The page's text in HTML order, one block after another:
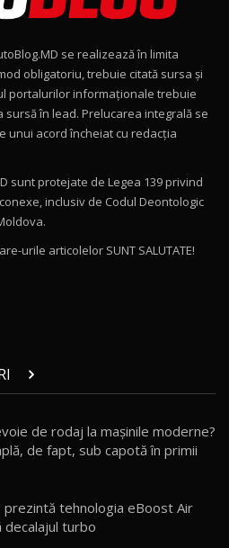
AMG E 53 HYBRID 4MATIC+ / Test
ES90 / Test Drive AutoBlog.MD
/ Test Drive AutoBlog.MD
aventura cu luxul / AutoBlog.MD
face lumea să se întoarcă după el
se realizează în limita
obligatoriu, trebuie citată sursa și
portalurilor informaționale trebuie
sursă în lead. Prelucarea integrală se
unui acord încheiat cu redacţia
sunt protejate de Legea 139 privind
inclusiv de Codul Deontologic
urile articolelor SUNT SALUTATE!
de rodaj la mașinile moderne?
de fapt, sub capotă în primii
prezintă tehnologia eBoost Air
decalajul turbo